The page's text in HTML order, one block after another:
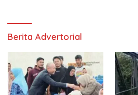
Berita Advertorial